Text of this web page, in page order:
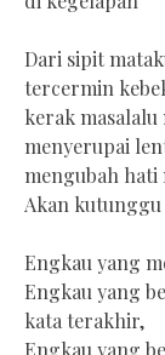
Dari sipit
tercermin
kerak masalalu
menyerupai
mengubah
Akan
Engkau yang
Engkau yang
kata terakhir,
Engkau yang